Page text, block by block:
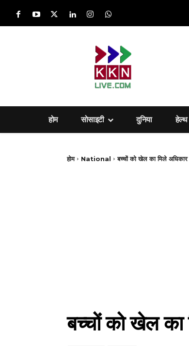
होम सोसाइटी दुनिया हेल्‍थ
होम National बच्चों को खेल का मिले
बच्चों को खेल